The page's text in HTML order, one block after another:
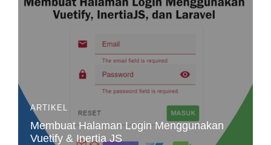
ARTIKEL
Membuat Halaman Login Menggunakan
Vuetify & Inertia JS